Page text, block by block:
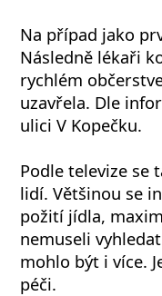
Na případ jako
Následně lékaři
rychlém
uzavřela. Dle
ulici V Kopečku.
Podle televize se
lidí. Většinou se
požití jídla,
nemuseli
mohlo být i více.
péči.